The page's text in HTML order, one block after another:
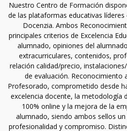
Nuestro Centro de Formación
de las plataformas educativas
Docenzia. Ambos
principales criterios de Excelencia
alumnado, opiniones del
extracurriculares, contenidos,
relación calidad/precio,
de evaluación. Reconocimiento
Profesorado, comprometido desde
excelencia docente, la metodología
100% online y la mejora de la
alumnado, siendo ambos sellos
profesionalidad y compromiso.